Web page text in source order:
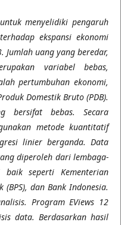
menyelidiki pengaruh
ekspansi ekonomi
Jumlah uang yang beredar,
variabel bebas,
pertumbuhan ekonomi,
Domestik Bruto (PDB).
bersifat bebas. Secara
metode kuantitatif
linier berganda. Data
diperoleh dari lembaga-
seperti Kementerian
dan Bank Indonesia.
Program EViews 12
data. Berdasarkan hasil